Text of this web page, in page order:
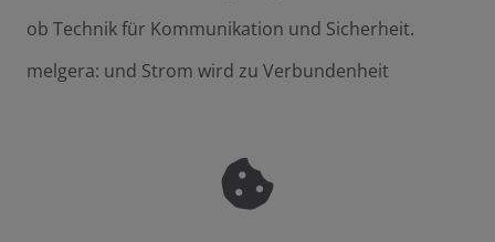
ob Technik für Kommunikation und Sicherheit.
melgera: und Strom wird zu Verbundenheit